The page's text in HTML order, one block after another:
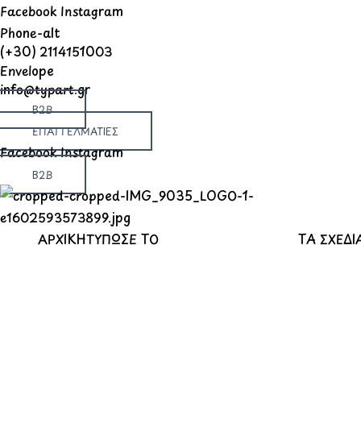
Μετάβαση
στο
περιεχόμενο
Facebook Instagram
Phone-alt
(+30) 2114151003
Envelope
info@typart.gr
B2B
ΕΠΑΓΓΕΛΜΑΤΙΕΣ
FacebookInstagram
B2B
ΑΡΧΙΚΗΤΥΠΩΣΕ ΤΟ ΤΑ
Products
search
Products
search
Products
search